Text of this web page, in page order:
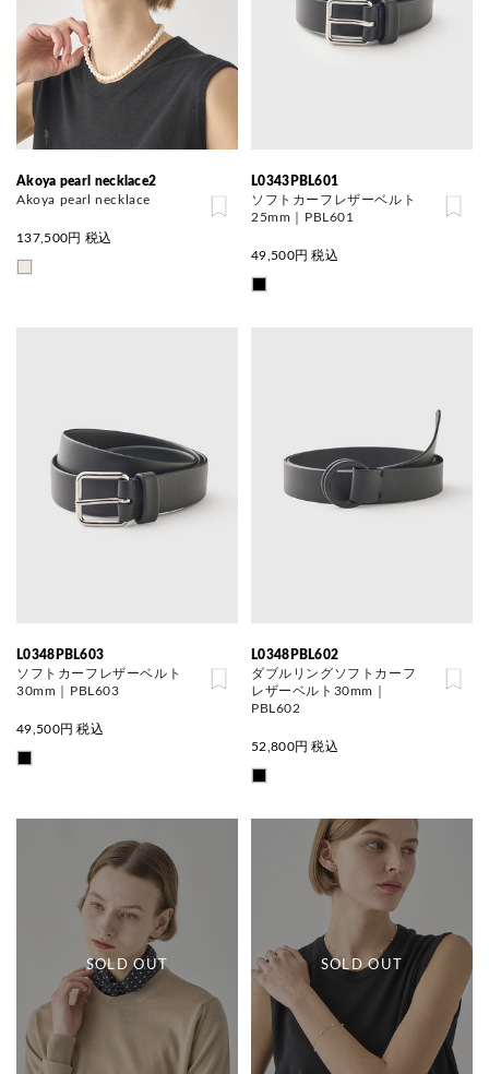
Akoya pearl necklace2
Akoya pearl necklace
137,500円 税込
L0343PBL601
ソフトカーフレザーベルト
25mm｜PBL601
49,500円 税込
L0348PBL603
ソフトカーフレザーベルト
30mm｜PBL603
49,500円 税込
L0348PBL602
ダブルリングソフトカーフ
レザーベルト30mm｜
PBL602
52,800円 税込
SOLD OUT SOLD OUT